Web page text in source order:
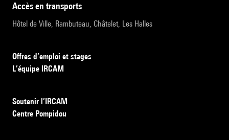
accès en transports
Hôtel de Ville, Rambuteau, Châtelet, Les Halles
Offres d’emploi et stages
L’équipe IRCAM
Soutenir l’IRCAM
Centre Pompidou